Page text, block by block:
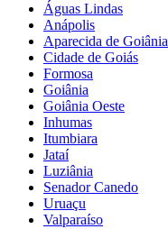
Águas Lindas
Anápolis
Aparecida de Goiânia
Cidade de Goiás
Formosa
Goiânia
Goiânia Oeste
Inhumas
Itumbiara
Jataí
Luziânia
Senador Canedo
Uruaçu
Valparaíso